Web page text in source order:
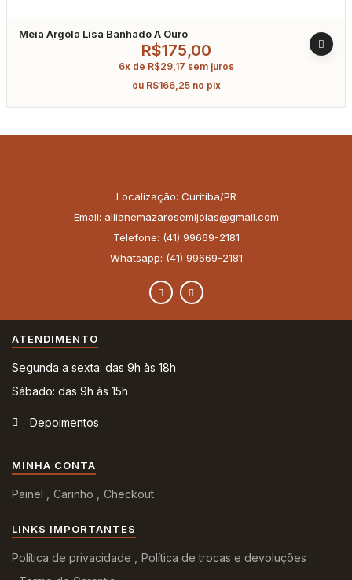
Meia Argola Lisa Banhado A Ouro
R$175,00
6x de R$29,17 sem juros
ou R$166,25 no pix
Localização: Curitiba/PR
Email: allianemazarosemijoias@gmail.com
Telefone: (41) 99669-2181
Whatsapp: (41) 99669-2181
ATENDIMENTO
Segunda a sexta: das 9h às 18h
Sábado: das 9h às 15h
Depoimentos
MINHA CONTA
Painel Carinho Checkout
LINKS IMPORTANTES
Política de privacidade
Política de trocas e devoluções